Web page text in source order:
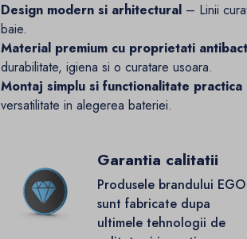
Design modern si arhitectural – Linii
baie.
Material premium cu proprietati
durabilitate, igiena si o curatare usoara.
Montaj simplu si functionalitate practica
versatilitate in alegerea bateriei.
Garantia calitatii
Produsele brandului EGO
sunt fabricate dupa
ultimele tehnologii de